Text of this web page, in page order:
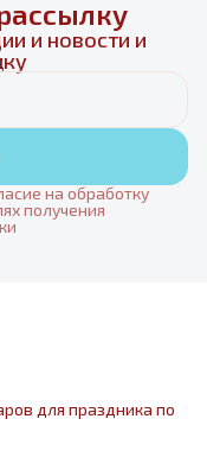
и новости и
на обработку
получения
для праздника по